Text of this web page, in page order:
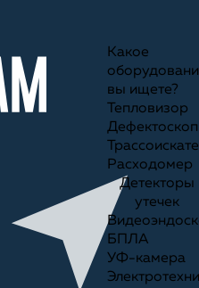
Какое
вы ищете?
Тепловизор
Дефектоскоп
Расходомер
Детекторы
утечек
БПЛА
УФ-камера